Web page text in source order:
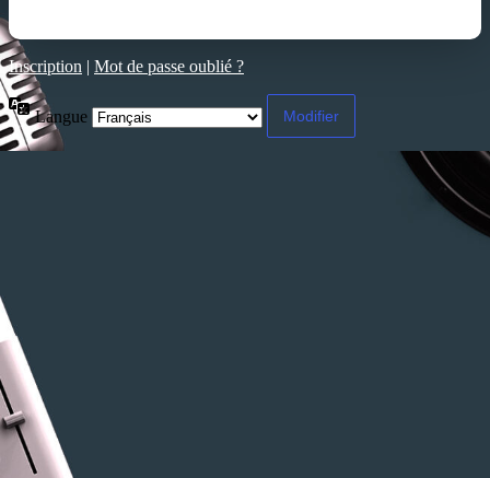
Inscription | Mot de passe oublié ?
Langue